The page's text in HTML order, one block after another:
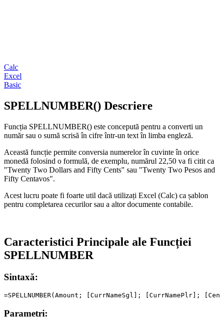
Calc
Excel
Basic
SPELLNUMBER() Descriere
Funcția SPELLNUMBER() este concepută pentru a converti un
număr sau o sumă scrisă în cifre într-un text în limba engleză.
Această funcție permite conversia numerelor în cuvinte în orice
monedă folosind o formulă, de exemplu, numărul 22,50 va fi citit ca
"Twenty Two Dollars and Fifty Cents" sau "Twenty Two Pesos and
Fifty Centavos".
Acest lucru poate fi foarte util dacă utilizați Excel (Calc) ca șablon
pentru completarea cecurilor sau a altor documente contabile.
Caracteristici Principale ale Funcției
SPELLNUMBER
Sintaxă:
Parametri: